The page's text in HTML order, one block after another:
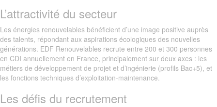
L’attractivité du secteur
Les énergies renouvelables bénéficient d’une image positive auprès
des talents, répondant aux aspirations écologiques des nouvelles
générations. EDF Renouvelables recrute entre 200 et 300 personnes
en CDI annuellement en France, principalement sur deux axes : les
métiers de développement de projet et d’ingénierie (profils Bac+5), et
les fonctions techniques d’exploitation-maintenance.
Les défis du recrutement